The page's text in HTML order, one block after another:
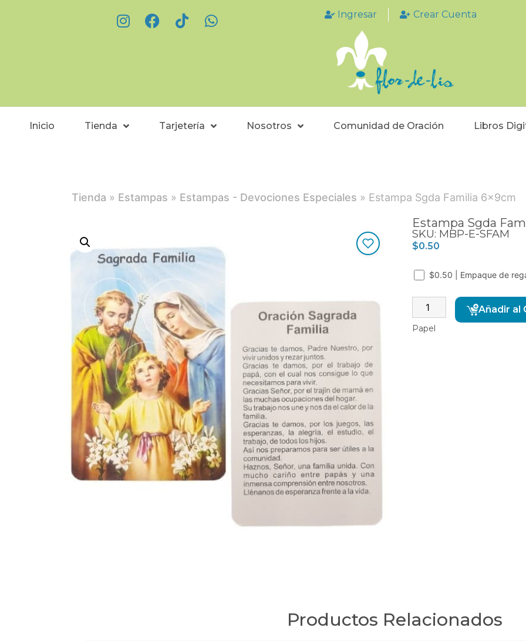
Ingresar Crear Cuenta
Inicio Tienda Tarjetería Nosotros Comunidad de Oración Libros
Tienda » Estampas » Estampas - Devociones Especiales » Estampa Sgda Familia 6x9cm
Estampa Sgda
SKU: MBP-E-SFAM
$0.50
$0.50 | Empaque de
Añadir al
Papel
Productos Relacionados